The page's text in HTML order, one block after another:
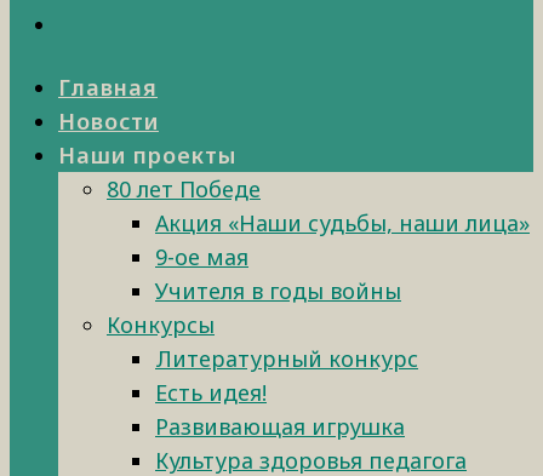
Главная
Новости
Наши проекты
80 лет Победе
Акция «Наши судьбы, наши лица»
9-ое мая
Учителя в годы войны
Конкурсы
Литературный конкурс
Есть идея!
Развивающая игрушка
Культура здоровья педагога